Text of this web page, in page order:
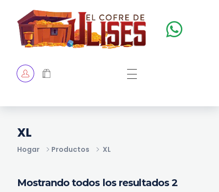
TIENDA
Hogar Productos XL
XL
Mostrando todos los resultados 2